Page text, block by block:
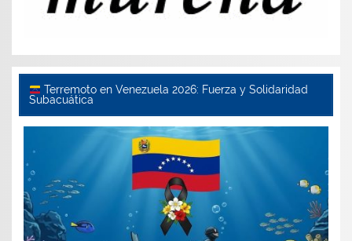
Terremoto en Venezuela 2026: Fuerza y Solidaridad
Subacuática